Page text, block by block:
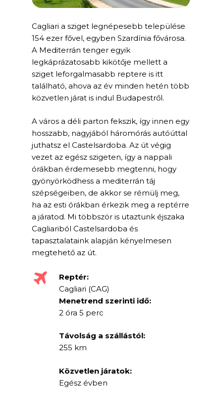
Cagliari a sziget legnépesebb települése
154 ezer fővel, egyben Szardínia fővárosa.
A Mediterrán tenger egyik
legkáprázatosabb kikötője mellett a
sziget leforgalmasabb reptere is itt
található, ahova az év minden hetén több
közvetlen járat is indul Budapestről.
A város a déli parton fekszik, így innen egy
hosszabb, nagyjából háromórás autóúttal
juthatsz el Castelsardoba. Az út végig
vezet az egész szigeten, így a nappali
órákban érdemesebb megtenni, hogy
gyönyörködhess a mediterrán táj
szépségeiben, de akkor se rémülj meg,
ha az esti órákban érkezik meg a reptérre
a járatod. Mi többször is utaztunk éjszaka
Cagliariból Castelsardoba és
tapasztalataink alapján kényelmesen
megtehető az út.
Reptér:
Cagliari (CAG)
Menetrend szerinti idő:
2 óra 5 perc
Távolság a szállástól:
255 km
Közvetlen járatok:
Egész évben